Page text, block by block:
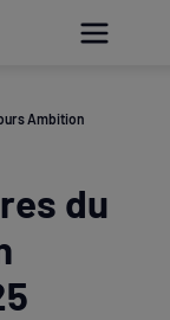
Ambition
du